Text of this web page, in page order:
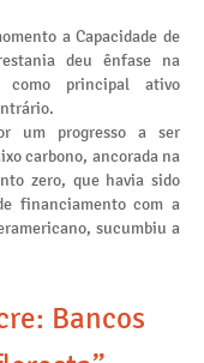
a Capacidade de
deu ênfase na
como principal ativo
um progresso a ser
carbono, ancorada na
zero, que havia sido
financiamento com a
sucumbiu a
Bancos